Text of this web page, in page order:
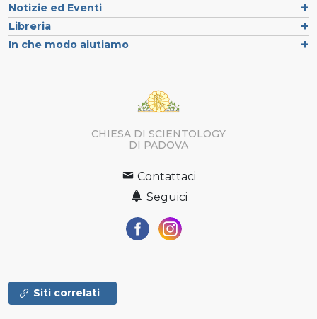
Notizie ed Eventi
Libreria
In che modo aiutiamo
CHIESA DI SCIENTOLOGY
DI PADOVA
Contattaci
Seguici
Siti correlati